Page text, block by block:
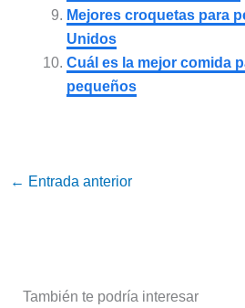
Mejores croquetas para
Unidos
Cuál es la mejor comida
pequeños
← Entrada anterior
También te podría interesar